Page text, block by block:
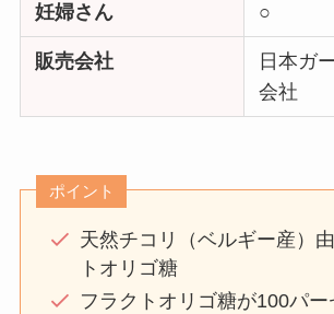
妊婦さん ○
販売会社
日本ガ
会社
ポイント
天然チコリ（ベルギー産）
トオリゴ糖
フラクトオリゴ糖が100パ